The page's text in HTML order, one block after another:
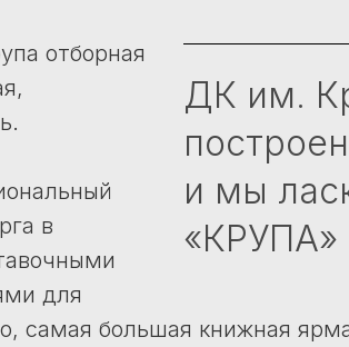
ДК им.
и мы
«КРУПА»
отборная
в
для
самая большая книжная